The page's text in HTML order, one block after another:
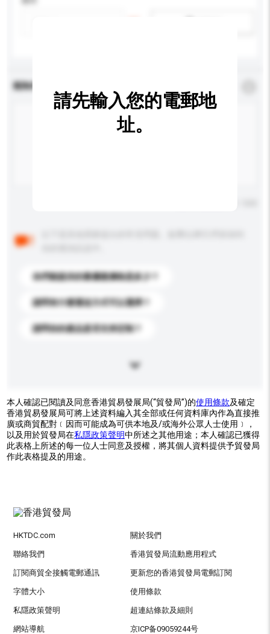
查詢內容
你們能提供的最優惠價格是多少？
請問有什麼運送方式可以選擇？
請問你的產品是否支持定制？
請先輸入您的電郵地
址。
本人確認已閱讀及同意香港貿易發展局(“貿發局”)的使用條款及確定
香港貿易發展局可將上述資料編入其全部或任何資料庫內作為直接推
廣或商貿配對﹝因而可能成為可供本地及/或海外公眾人士使用﹞，
以及用於貿發局在私隱政策聲明中所述之其他用途；本人確認已獲得
此表格上所述的每一位人士同意及授權，將其個人資料提供予貿發局
作此表格提及的用途。
HKTDC.com 關於我們
聯絡我們 香港貿發局流動應用程式
訂閱商貿全接觸電郵通訊 更新您的香港貿發局電郵訂閱
字體大小 使用條款
私隱政策聲明 超連結條款及細則
網站導航 京ICP备09059244号